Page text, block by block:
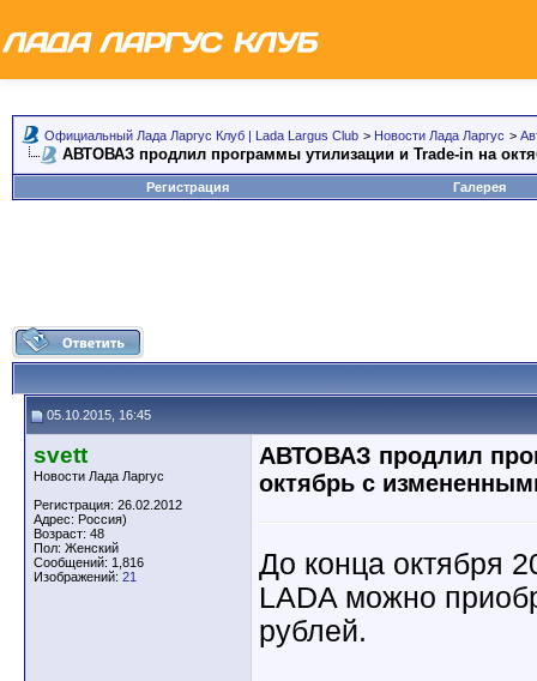
Официальный Лада Ларгус Клуб | Lada Largus Club > Новости Лада Ларгус >
АВТОВАЗ продлил программы утилизации и Trade-in на
Регистрация Галерея
05.10.2015, 16:45
svett
Новости Лада Ларгус
Регистрация: 26.02.2012
Адрес: Россия)
Возраст: 48
Пол: Женский
Сообщений: 1,816
Изображений: 21
АВТОВАЗ продлил
октябрь с
До конца октября
LADA можно
рублей.